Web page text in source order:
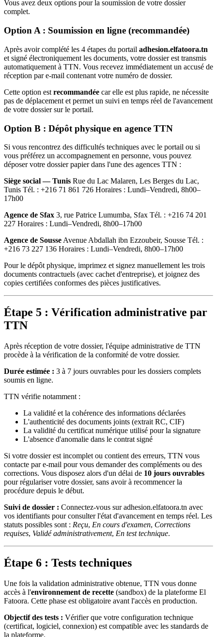
Vous avez deux options pour la soumission de votre dossier
complet.
Option A : Soumission en ligne (recommandée)
Après avoir complété les 4 étapes du portail adhesion.elfatoora.tn
et signé électroniquement les documents, votre dossier est transmis
automatiquement à TTN. Vous recevez immédiatement un accusé de
réception par e-mail contenant votre numéro de dossier.
Cette option est recommandée car elle est plus rapide, ne nécessite
pas de déplacement et permet un suivi en temps réel de l'avancement
de votre dossier sur le portail.
Option B : Dépôt physique en agence TTN
Si vous rencontrez des difficultés techniques avec le portail ou si
vous préférez un accompagnement en personne, vous pouvez
déposer votre dossier papier dans l'une des agences TTN :
Siège social — Tunis Rue du Lac Malaren, Les Berges du Lac,
Tunis Tél. : +216 71 861 726 Horaires : Lundi–Vendredi, 8h00–
17h00
Agence de Sfax 3, rue Patrice Lumumba, Sfax Tél. : +216 74 201
227 Horaires : Lundi–Vendredi, 8h00–17h00
Agence de Sousse Avenue Abdallah ibn Ezzoubeir, Sousse Tél. :
+216 73 227 136 Horaires : Lundi–Vendredi, 8h00–17h00
Pour le dépôt physique, imprimez et signez manuellement les trois
documents contractuels (avec cachet d'entreprise), et joignez des
copies certifiées conformes des pièces justificatives.
Étape 5 : Vérification administrative par
TTN
Après réception de votre dossier, l'équipe administrative de TTN
procède à la vérification de la conformité de votre dossier.
Durée estimée : 3 à 7 jours ouvrables pour les dossiers complets
soumis en ligne.
TTN vérifie notamment :
La validité et la cohérence des informations déclarées
L'authenticité des documents joints (extrait RC, CIF)
La validité du certificat numérique utilisé pour la signature
L'absence d'anomalie dans le contrat signé
Si votre dossier est incomplet ou contient des erreurs, TTN vous
contacte par e-mail pour vous demander des compléments ou des
corrections. Vous disposez alors d'un délai de 10 jours ouvrables
pour régulariser votre dossier, sans avoir à recommencer la
procédure depuis le début.
Suivi de dossier : Connectez-vous sur adhesion.elfatoora.tn avec
vos identifiants pour consulter l'état d'avancement en temps réel. Les
statuts possibles sont : Reçu, En cours d'examen, Corrections
requises, Validé administrativement, En test technique.
Étape 6 : Tests techniques
Une fois la validation administrative obtenue, TTN vous donne
accès à l'environnement de recette (sandbox) de la plateforme El
Fatoora. Cette phase est obligatoire avant l'accès en production.
Objectif des tests : Vérifier que votre configuration technique
(certificat, logiciel, connexion) est compatible avec les standards de
la plateforme.